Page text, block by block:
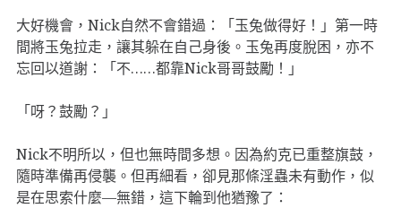
大好機會，Nick自然不會錯過：「玉兔做得好！」第一時
間將玉兔拉走，讓其躲在自己身後。玉兔再度脫困，亦不
忘回以道謝：「不……都靠Nick哥哥鼓勵！」
「呀？鼓勵？」
Nick不明所以，但也無時間多想。因為約克已重整旗鼓，
隨時準備再侵襲。但再細看，卻見那條淫蟲未有動作，似
是在思索什麼—無錯，這下輪到他猶豫了：